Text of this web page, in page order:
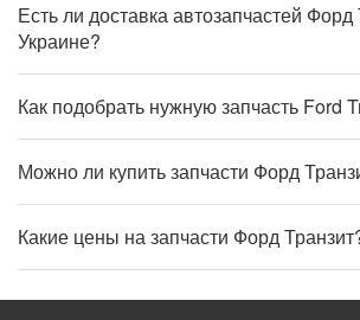
Есть ли доставка автозапчастей Форд
Украине?
Как подобрать нужную запчасть Ford
Можно ли купить запчасти Форд
Какие цены на запчасти Форд